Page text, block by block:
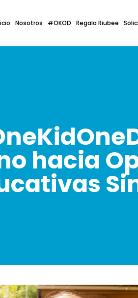
Nosotros #OKOD Regala Riubee
hacia